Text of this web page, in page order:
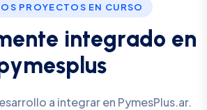
PROYECTOS EN CURSO
ente integrado en
ymesp us
a integrar en PymesPlus.ar.